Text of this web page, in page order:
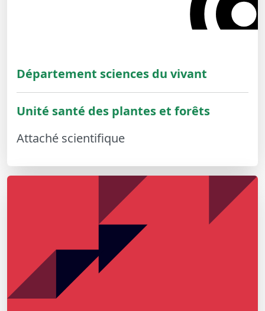
Département sciences du vivant
Unité santé des plantes et forêts
Attaché scientifique